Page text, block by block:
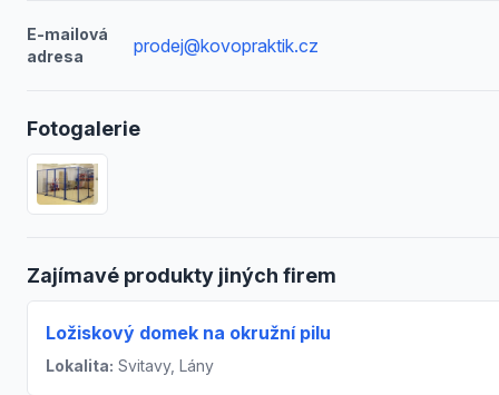
E-mailová
adresa
prodej@kovopraktik.cz
Fotogalerie
Zajímavé produkty jiných firem
Ložiskový domek na okružní pilu
Lokalita: Svitavy, Lány